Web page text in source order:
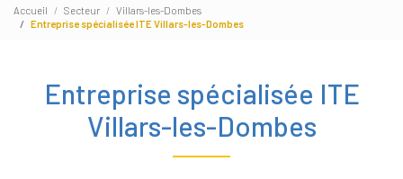
Accueil Secteur
Villars-les-Dombes
Entreprise spécialisée ITE Villars-les-Dombes
Entreprise spécialisée ITE
Villars-les-Dombes